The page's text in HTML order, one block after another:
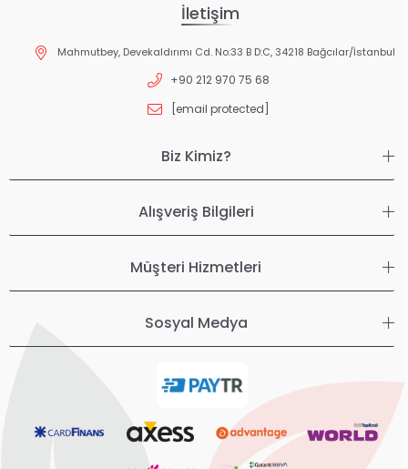
İletişim
Mahmutbey, Devekaldırımı Cd. No:33 B D:C, 34218 Bağcılar/İstanbul
+90 212 970 75 68
[email protected]
Biz Kimiz?
Alışveriş Bilgileri
Müşteri Hizmetleri
Sosyal Medya